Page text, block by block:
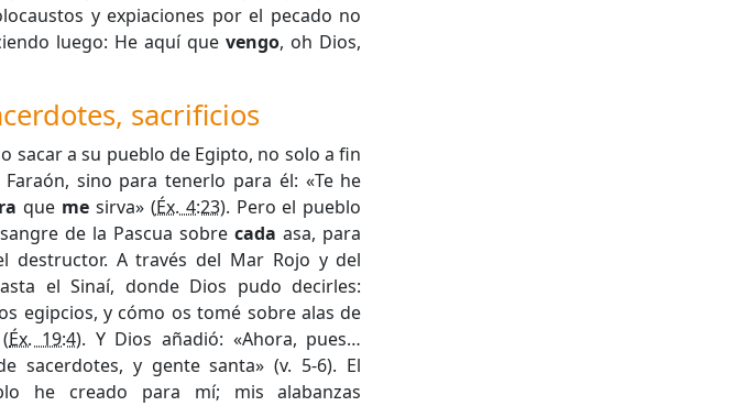
y expiaciones por el pecado no
luego: He aquí quevengo, oh Dios,
sacrificios
sacar a su pueblo de Egipto, no solo a fin
sino para tenerlo para él: «Te he
que me sirva» (Éx. 4:23). Pero el pueblo
de la Pascua sobrecada asa, para
destructor. A través del Mar Rojo y del
el Sinaí, donde Dios pudo decirles:
egipcios, y cómo os tomé sobre alas de
Éx. 19:4). Y Dios añadió: «Ahora, pues…
sacerdotes, y gente santa» (v. 5-6). El
he creado para mí; mis alabanzas